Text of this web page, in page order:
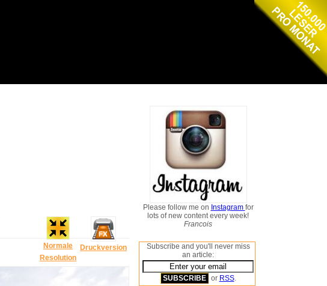
Normale
Resolution
Druckversion
Please follow me on Instagram for
lots of new content every week!
Francois
Subscribe and you'll never miss
an article:
or RSS.